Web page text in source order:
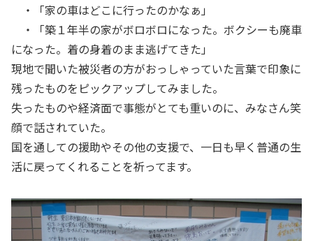
・「家の車はどこに行ったのかなぁ」
・「築１年半の家がボロボロになった。ボクシーも廃車
になった。着の身着のまま逃げてきた」
現地で聞いた被災者の方がおっしゃっていた言葉で印象に
残ったものをピックアップしてみました。
失ったものや経済面で事態がとても重いのに、みなさん笑
顔で話されていた。
国を通しての援助やその他の支援で、一日も早く普通の生
活に戻ってくれることを祈ってます。